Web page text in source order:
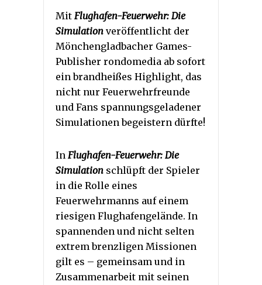
Mit Flughafen-Feuerwehr: Die
Simulation veröffentlicht der
Mönchengladbacher Games-
Publisher rondomedia ab sofort
ein brandheißes Highlight, das
nicht nur Feuerwehrfreunde
und Fans spannungsgeladener
Simulationen begeistern dürfte!
In Flughafen-Feuerwehr: Die
Simulation schlüpft der Spieler
in die Rolle eines
Feuerwehrmanns auf einem
riesigen Flughafengelände. In
spannenden und nicht selten
extrem brenzligen Missionen
gilt es – gemeinsam und in
Zusammenarbeit mit seinen